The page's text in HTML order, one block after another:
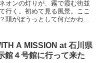
オンの灯りが、霧で霞む街並
行く。初めて見る風景。ここ
頭がぼうっとして何だかわか
」と書いてある看板がぼんや
。「ああ・・あそ...
A MISSION at 石川県
館４号館に行って来た